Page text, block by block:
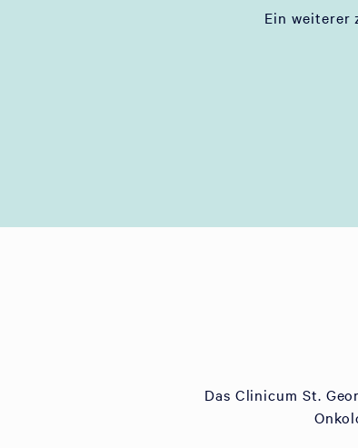
Ein weiterer
Das Clinicum St.